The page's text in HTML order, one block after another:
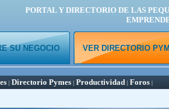
PORTAL Y DIRECTORIO DE LAS
SU NEGOCIO VER DIRECTORIO
| Directorio Pymes | Productividad | Foros |